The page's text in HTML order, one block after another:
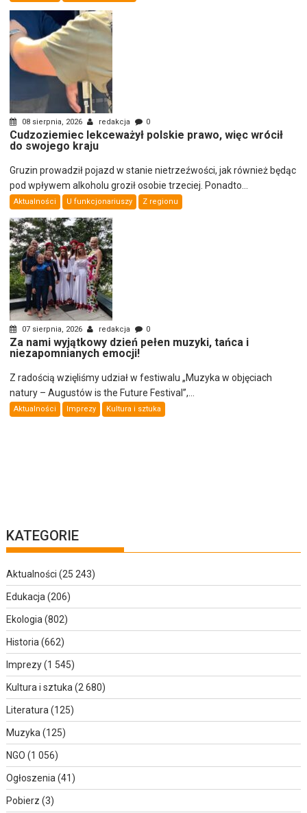
08 sierpnia, 2026 redakcja 0
Cudzoziemiec lekceważył polskie prawo, więc wrócił
do swojego kraju
Gruzin prowadził pojazd w stanie nietrzeźwości, jak również będąc
pod wpływem alkoholu groził osobie trzeciej. Ponadto...
Aktualności U funkcjonariuszy Z regionu
07 sierpnia, 2026 redakcja 0
Za nami wyjątkowy dzień pełen muzyki, tańca i
niezapomnianych emocji!
Z radością wzięliśmy udział w festiwalu „Muzyka w objęciach
natury – Augustów is the Future Festival”,...
Aktualności Imprezy Kultura i sztuka
KATEGORIE
Aktualności (25 243)
Edukacja(206)
Ekologia(802)
Historia(662)
Imprezy(1 545)
Kultura i sztuka(2 680)
Literatura(125)
Muzyka(125)
NGO (1 056)
Ogłoszenia(41)
Pobierz (3)